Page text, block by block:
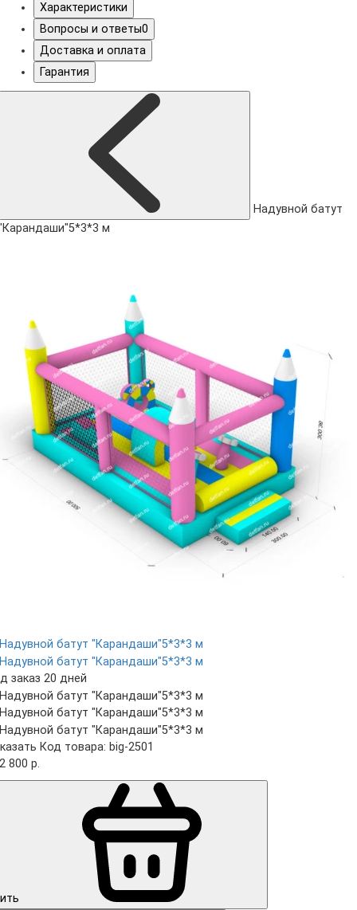
Характеристики
Вопросы и ответы0
Доставка и оплата
Гарантия
Надувной батут
м
заказ 20 дней
Код товара: big-2501
800 р.